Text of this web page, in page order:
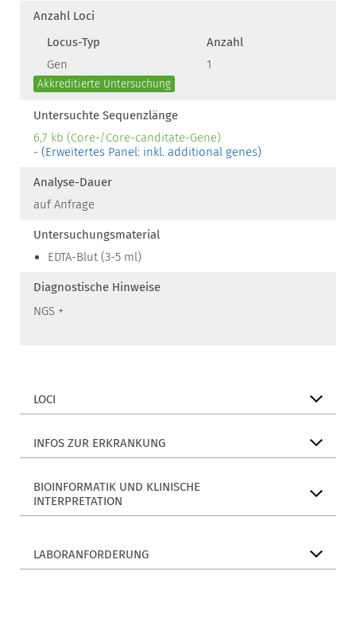
Anzahl Loci
Locus-Typ
Anzahl
Gen
1
Akkreditierte Untersuchung
Untersuchte Sequenzlänge
6,7 kb (Core-/Core-canditate-Gene)
- (Erweitertes Panel: inkl. additional genes)
Analyse-Dauer
auf Anfrage
Untersuchungsmaterial
EDTA-Blut (3-5 ml)
Diagnostische Hinweise
NGS +
LOCI
INFOS ZUR ERKRANKUNG
BIOINFORMATIK UND KLINISCHE
INTERPRETATION
LABORANFORDERUNG